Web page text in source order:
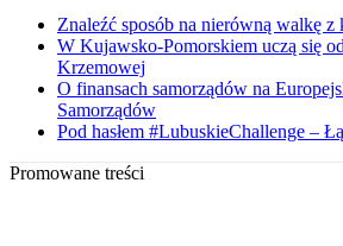
Znaleźć sposób na nierówną walkę z
W Kujawsko-Pomorskiem uczą się
Krzemowej
O finansach samorządów na
Samorządów
Pod hasłem #LubuskieChallenge –
Promowane treści